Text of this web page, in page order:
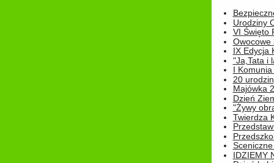
Urodziny
VI Święto
Owocowe
IX Edycja
"Ja,Tata i
I
20
Majówka
Dzień
"Żywy
Twierdza
IDZIEMY